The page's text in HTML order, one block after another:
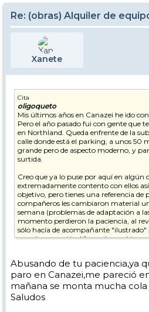
Re: (obras) Alquiler de
Xanete
Cita
oligoqueto
Mis últimos años en Canazei he ido
Pero el año pasado fui con gente que
en Northland. Queda enfrente de la
calle donde está el parking, a unos 50
grande pero de aspecto moderno, y
surtida.
Creo que ya lo puse por aquí en algún
extremadamente contento con ellos
objetivo, pero tienes una referencia
compañeros les cambiaron material
semana (problemas de adaptación a
momento perdieron la paciencia, al
sólo hacía de acompañante "ilustrado"
arreglaron gratis el freno de un ski que
De todas formas, en la carretera, que
según te acercas al huevo por ambos
te ofrece alquiler dónde puedes elegir.
también tienen muy buena pinta...
Abusando de tu paciencia,ya
paro en Canazei,me pareció
mañana se monta mucha
Saludos